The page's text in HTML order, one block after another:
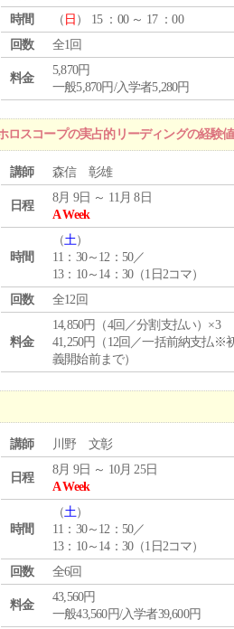
時間
（ 日 ） 15 ：00 ～ 17 ：00
回数
全1回
料金
5,870円
一般5,870円/入学者5,280円
スコープの実占的リーディングの経験
講師 森信 彰雄
日程
8月 9日 ～ 11月 8日
A Week
時間
（土）
11：30～12：50／
13：10～14：30（1日2コマ）
回数
全12回
料金
14,850円（4回／分割支払い）×3
41,250円（12回／一括前納支払※
義開始前まで）
講師 川野 文彰
日程
8月 9日 ～ 10月 25日
A Week
時間
（土）
11：30～12：50／
13：10～14：30（1日2コマ）
回数
全6回
料金
43,560円
一般43,560円/入学者39,600円